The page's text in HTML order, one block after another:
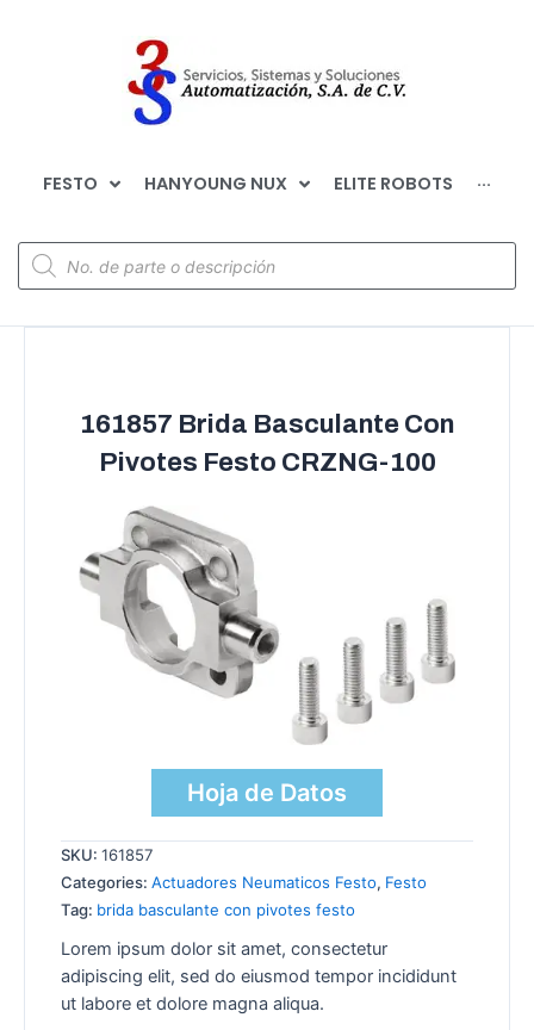
FESTO HANYOUNG NUX ELITE ROBOTS ···
161857 Brida Basculante Con
Pivotes Festo CRZNG-100
Hoja de Datos
SKU: 161857
Categories: Actuadores Neumaticos Festo, Festo
Tag: brida basculante con pivotes festo
Lorem ipsum dolor sit amet, consectetur
adipiscing elit, sed do eiusmod tempor incididunt
ut labore et dolore magna aliqua.